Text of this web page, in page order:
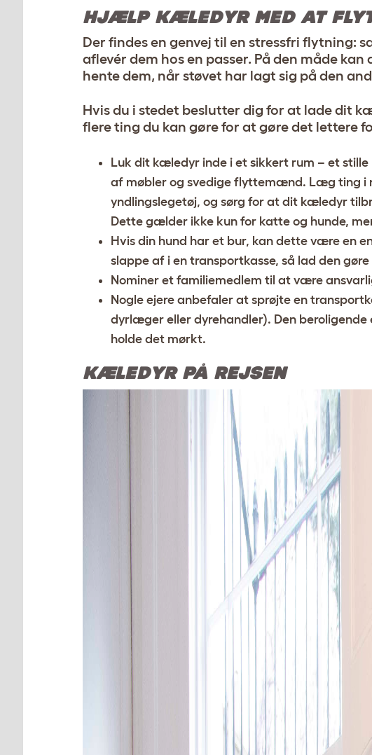
HJÆLP KÆLEDYR MED AT
Der findes en genvej til en stressfri flytning:
aflevér dem hos en passer. På den måde
hente dem, når støvet har lagt sig på den
Hvis du i stedet beslutter dig for at lade dit
flere ting du kan gøre for at gøre det lettere
Luk dit kæledyr inde i et sikkert rum – et
af møbler og svedige flyttemænd. Læg ting i
yndlingslegetøj, og sørg for at dit kæledyr
Dette gælder ikke kun for katte og hunde,
Hvis din hund har et bur, kan dette være en
slappe af i en transportkasse, så lad den
Nominer et familiemedlem til at være
Nogle ejere anbefaler at sprøjte en
dyrlæger eller dyrehandler). Den
holde det mørkt.
KÆLEDYR PÅ REJSEN